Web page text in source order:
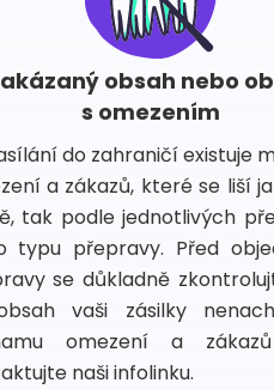
obsah nebo
s omezením
do zahraničí existuje
a zákazů, které se liší
tak podle jednotlivých
typu přepravy. Před
se důkladně
vaši zásilky
omezení a
naši infolinku.